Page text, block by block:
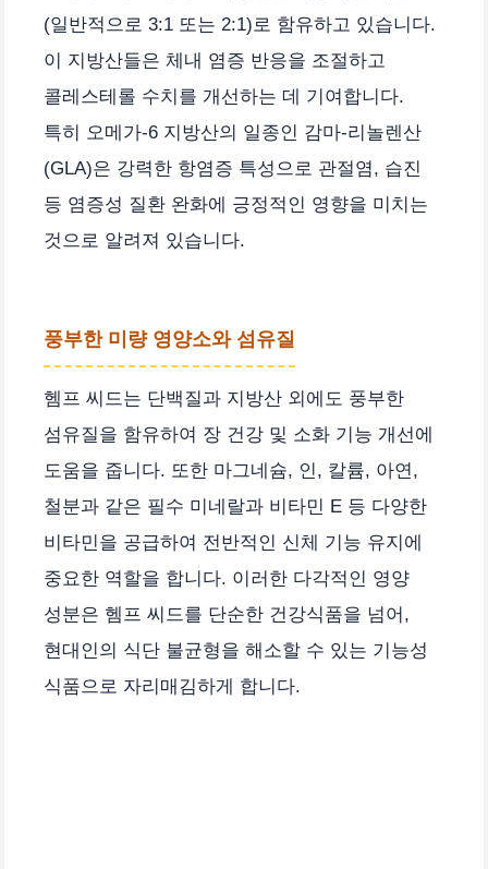
(일반적으로 3:1 또는 2:1)로 함유하고 있습니다.
이 지방산들은 체내 염증 반응을 조절하고
콜레스테롤 수치를 개선하는 데 기여합니다.
특히 오메가-6 지방산의 일종인 감마-리놀렌산
(GLA)은 강력한 항염증 특성으로 관절염, 습진
등 염증성 질환 완화에 긍정적인 영향을 미치는
것으로 알려져 있습니다.
풍부한 미량 영양소와 섬유질
헴프 씨드는 단백질과 지방산 외에도 풍부한
섬유질을 함유하여 장 건강 및 소화 기능 개선에
도움을 줍니다. 또한 마그네슘, 인, 칼륨, 아연,
철분과 같은 필수 미네랄과 비타민 E 등 다양한
비타민을 공급하여 전반적인 신체 기능 유지에
중요한 역할을 합니다. 이러한 다각적인 영양
성분은 헴프 씨드를 단순한 건강식품을 넘어,
현대인의 식단 불균형을 해소할 수 있는 기능성
식품으로 자리매김하게 합니다.